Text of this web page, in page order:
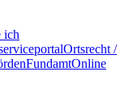
ich
Ortsrecht /
FundamtOnline